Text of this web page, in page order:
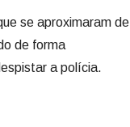
se aproximaram de
de forma
a polícia.